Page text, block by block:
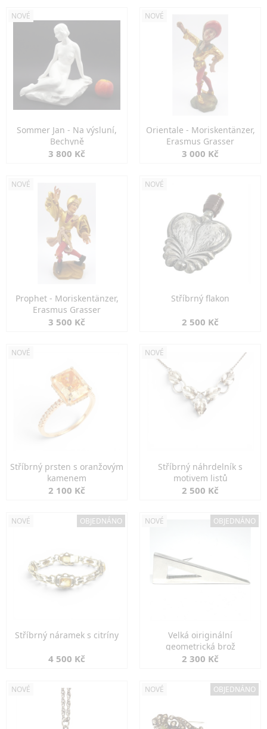
NOVÉ
Sommer Jan - Na výsluní,
Bechyně
3 800 Kč
NOVÉ
Orientale - Moriskentänzer,
Erasmus Grasser
3 000 Kč
NOVÉ
Prophet - Moriskentänzer,
Erasmus Grasser
3 500 Kč
NOVÉ
Stříbrný flakon
2 500 Kč
NOVÉ
Stříbrný prsten s oranžovým
kamenem
2 100 Kč
NOVÉ
Stříbrný náhrdelník s
motivem listů
2 500 Kč
NOVÉ OBJEDNÁNO
Stříbrný náramek s citríny
4 500 Kč
NOVÉ OBJEDNÁNO
Velká oiriginální
geometrická brož
2 300 Kč
NOVÉ NOVÉ OBJEDNÁNO